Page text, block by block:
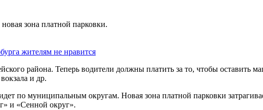
зона платной парковки.
жителям не нравится
района. Теперь водители должны платить за то, чтобы оставить
и др.
по муниципальным округам. Новая зона платной парковки
и «Сенной округ».